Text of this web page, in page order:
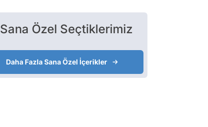
Sana Özel Seçtiklerimiz
Daha Fazla Sana Özel İçerikler